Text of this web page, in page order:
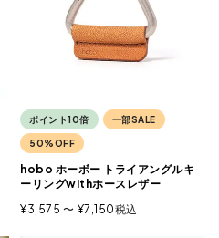
ポイント10倍 一部SALE
50%OFF
hobo ホーボー トライアングルキ
ーリングwithホースレザー
¥3,575 〜 ¥7,150税込